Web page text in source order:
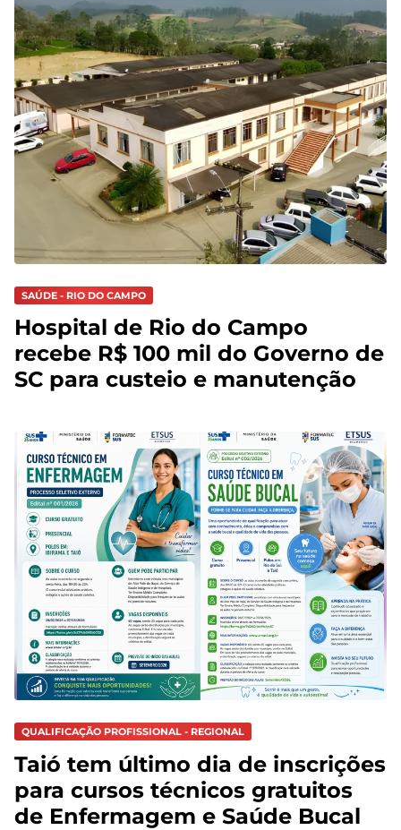
SAÚDE - RIO DO CAMPO
Hospital de Rio do Campo
recebe R$ 100 mil do Governo de
SC para custeio e manutenção
QUALIFICAÇÃO PROFISSIONAL - REGIONAL
Taió tem último dia de inscrições
para cursos técnicos gratuitos
de Enfermagem e Saúde Bucal